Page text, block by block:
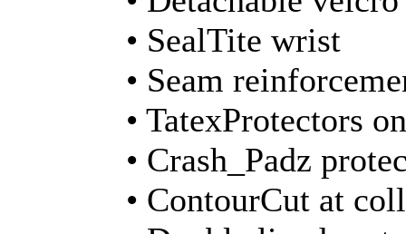
• SealTite wrist
• Seam
• TatexProtectors
• Crash_Padz
• ContourCut at